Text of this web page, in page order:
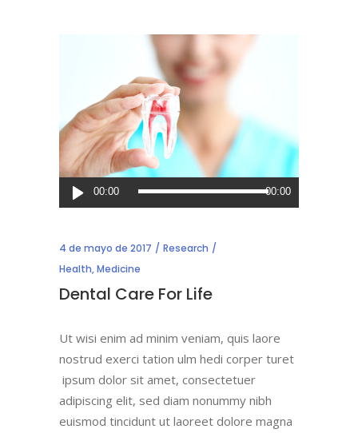
Reproductor
de
00:00 00:00
4 de mayo de 2017
Research
Health,Medicine
Dental Care For Life
Ut wisi enim ad minim veniam, quis laore
nostrud exerci tation ulm hedi corper turet
ipsum dolor sit amet, consectetuer
adipiscing elit, sed diam nonummy nibh
euismod tincidunt ut laoreet dolore magna